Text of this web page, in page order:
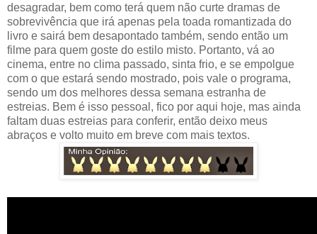
desagradar, bem como terá quem não curte dramas de
sobrevivência que irá apenas pela toada romantizada do
livro e sairá bem desapontado também, sendo então um
filme para quem goste do estilo misto. Portanto, vá ao
cinema, entre no clima passado, sinta frio, e se empolgue
com o que estará sendo mostrado, pois vale o programa,
sendo um dos melhores dessa semana estranha de
estreias. Bem é isso pessoal, fico por aqui hoje, mas ainda
faltam duas estreias para conferir, então deixo meus
abraços e volto muito em breve com mais textos.